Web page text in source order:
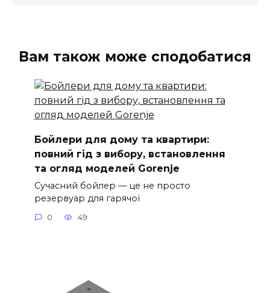
Вам також може сподобатися
Бойлери для дому та квартири:
повний гід з вибору, встановлення
та огляд моделей Gorenje
Сучасний бойлер — це не просто
резервуар для гарячої
0 49